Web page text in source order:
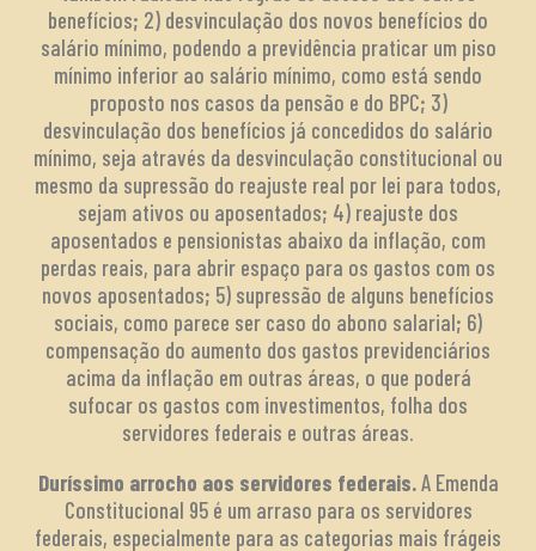
benefícios; 2) desvinculação dos novos benefícios do
salário mínimo, podendo a previdência praticar um piso
mínimo inferior ao salário mínimo, como está sendo
proposto nos casos da pensão e do BPC; 3)
desvinculação dos benefícios já concedidos do salário
mínimo, seja através da desvinculação constitucional ou
mesmo da supressão do reajuste real por lei para todos,
sejam ativos ou aposentados; 4) reajuste dos
aposentados e pensionistas abaixo da inflação, com
perdas reais, para abrir espaço para os gastos com os
novos aposentados; 5) supressão de alguns benefícios
sociais, como parece ser caso do abono salarial; 6)
compensação do aumento dos gastos previdenciários
acima da inflação em outras áreas, o que poderá
sufocar os gastos com investimentos, folha dos
servidores federais e outras áreas.
Duríssimo arrocho aos servidores federais.A Emenda
Constitucional 95 é um arraso para os servidores
federais, especialmente para as categorias mais frágeis